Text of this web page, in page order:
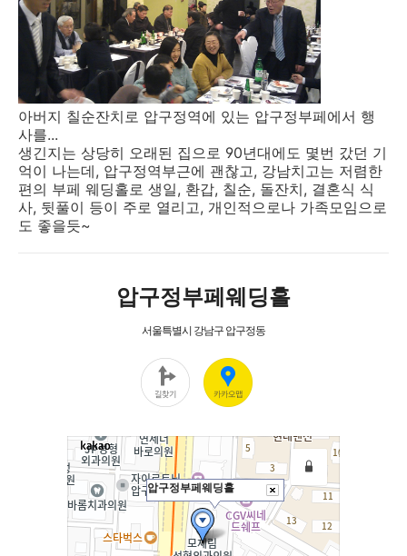
아버지 칠순잔치로 압구정역에 있는 압구정부페에서 행
사를...
생긴지는 상당히 오래된 집으로 90년대에도 몇번 갔던 기
억이 나는데, 압구정역부근에 괜찮고, 강남치고는 저렴한
편의 부페 웨딩홀로 생일, 환갑, 칠순, 돌잔치, 결혼식 식
사, 뒷풀이 등이 주로 열리고, 개인적으로나 가족모임으로
도 좋을듯~